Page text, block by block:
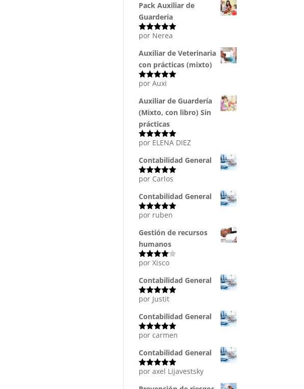
Pack Auxiliar de
Guarderia
Valorado
por Nerea
Auxiliar de Veterinaria
con prácticas (mixto)
Valorado
por Auxi
Auxiliar de Guardería
(Mixto, con libro) Sin
prácticas
Valorado
por ELENA DIEZ
Contabilidad General
Valorado
por Carlos
Contabilidad General
Valorado
por ruben
Gestión de recursos
humanos
Valorado
5
por Xisco
Contabilidad General
Valorado
por Justit
Contabilidad General
Valorado
por carmen
Contabilidad General
Valorado
por axel Lijavestsky